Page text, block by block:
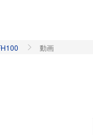
動画